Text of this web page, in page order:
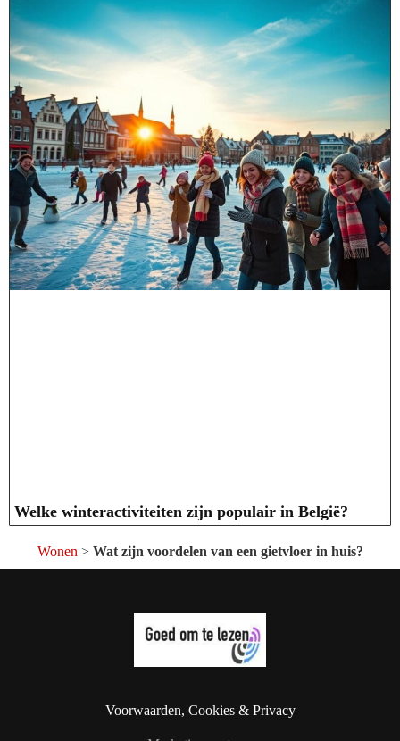
Welke winteractiviteiten zijn populair in België?
Wonen > Wat zijn voordelen van een gietvloer in huis?
Voorwaarden, Cookies & Privacy